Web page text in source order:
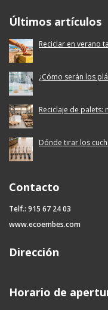
Últimos artículos
Reciclar en verano
¿Cómo serán los
Reciclaje de
Dónde tirar los
Contacto
Telf.: 915 67 24 03
www.ecoembes.com
Dirección
Horario de